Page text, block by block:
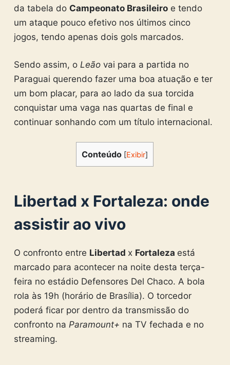
da tabela do Campeonato Brasileiroe tendo
um ataque pouco efetivo nos últimos cinco
jogos, tendo apenas dois gols marcados.
Sendo assim, o Leãovai para a partida no
Paraguai querendo fazer uma boa atuação e ter
um bom placar, para ao lado da sua torcida
conquistar uma vaga nas quartas de final e
continuar sonhando com um título internacional.
Conteúdo [Exibir]
Libertad x Fortaleza: onde
assistir ao vivo
O confronto entre Libertad x Fortaleza está
marcado para acontecer na noite desta terça-
feira no estádio Defensores Del Chaco. A bola
rola às 19h (horário de Brasília). O torcedor
poderá ficar por dentro da transmissão do
confronto na Paramount+ na TV fechada e no
streaming.